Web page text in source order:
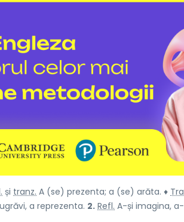
și tranz. A (se) prezenta; a (se) arăta. ♦
a reprezenta. 2. Refl. A-și imagina,